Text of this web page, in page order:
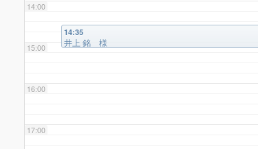
14:00
15:00
16:00
17:00
14:35
井上 銘 様